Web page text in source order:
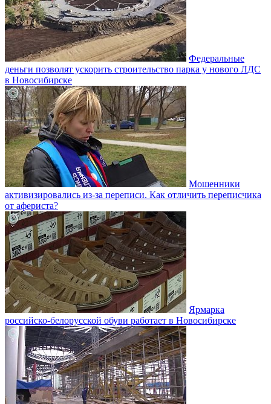
Федеральные
деньги позволят ускорить строительство парка у нового ЛДС
в Новосибирске
Мошенники
активизировались из-за переписи. Как отличить переписчика
от афериста?
Ярмарка
российско-белорусской обуви работает в Новосибирске